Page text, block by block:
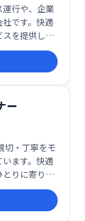
運行や、企業
です。快適
を提供して
々なニーズ
、質の高い
ー
切・丁寧をモ
ます。快適
りに寄り添
経験と信頼
体制を整え
用ください。